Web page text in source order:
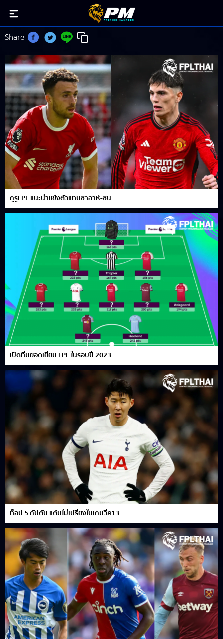
ซน เฮือง มิน
Share
กูรูFPL แนะนำแข้งตัวแทนซาลาห์-ซน
เปิดทีมยอดเยี่ยม FPL ในรอบปี 2023
ท็อป 5 กัปตัน แต้มไม่เปรี้ยงในเกมวีค13